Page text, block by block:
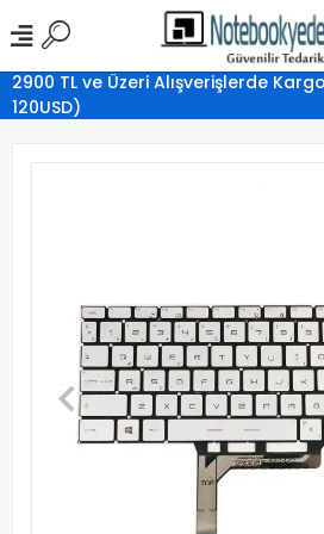
2900 TL ve Üzeri Alışverişlerde
120USD)